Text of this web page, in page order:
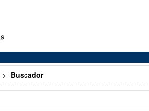
> Buscador